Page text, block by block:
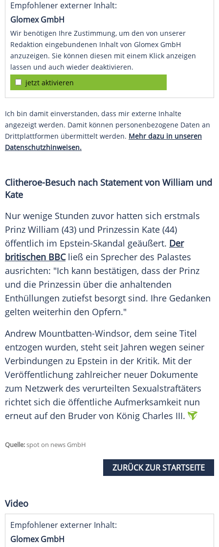
Empfohlener externer Inhalt:
Glomex GmbH
Wir benötigen Ihre Zustimmung, um den von unserer
Redaktion eingebundenen Inhalt von Glomex GmbH
anzuzeigen. Sie können diesen mit einem Klick anzeigen
lassen und auch wieder deaktivieren.
jetzt aktivieren
Ich bin damit einverstanden, dass mir externe Inhalte
angezeigt werden. Damit können personenbezogene Daten an
Drittplattformen übermittelt werden. Mehr dazu in unseren
Datenschutzhinweisen.
Clitheroe-Besuch nach Statement von William und
Kate
Nur wenige Stunden zuvor hatten sich erstmals
Prinz William (43) und Prinzessin Kate (44)
öffentlich im Epstein-Skandal geäußert. Der
britischen BBCließ ein Sprecher des Palastes
ausrichten: "Ich kann bestätigen, dass der Prinz
und die Prinzessin über die anhaltenden
Enthüllungen zutiefst besorgt sind. Ihre Gedanken
gelten weiterhin den Opfern."
Andrew Mountbatten-Windsor, dem seine Titel
entzogen wurden, steht seit Jahren wegen seiner
Verbindungen zu Epstein in der Kritik. Mit der
Veröffentlichung zahlreicher neuer Dokumente
zum Netzwerk des verurteilten Sexualstraftäters
richtet sich die öffentliche Aufmerksamkeit nun
erneut auf den Bruder von König Charles III.
Quelle:spot on news GmbH
ZURÜCK ZUR STARTSEITE
Video
Empfohlener externer Inhalt:
Glomex GmbH